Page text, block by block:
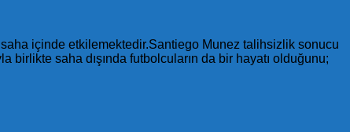
içinde etkilemektedir.Santiego Munez talihsizlik sonucu
birlikte saha dışında futbolcuların da bir hayatı olduğunu;